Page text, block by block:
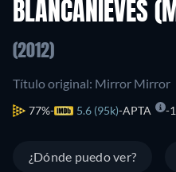
BLANCANIEVES
(2012)
Título original: Mirror Mirror
77% 5.6 (95k) APTA
¿Dónde puedo ver?